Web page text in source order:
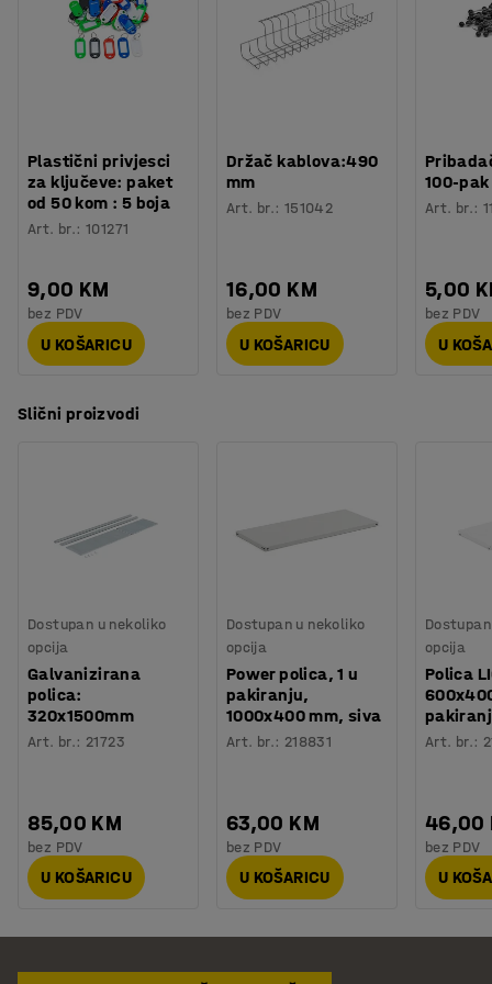
raspoređenog tereta.
Procjena vremena
: 1,8 kg
Testirano : BGR 234
Plastični privjesci
za ključeve: paket
od 50 kom : 5 boja
Art. br.:101271
9,00 KM
bez PDV
U KOŠARICU
Držač kablova:490
mm
Art. br.: 151042
16,00 KM
bez PDV
U KOŠARICU
100-pak
Art. br.:
5,00
bez PDV
U
Slični proizvodi
Dostupan u nekoliko
opcija
Galvanizirana
polica:
320x1500mm
Art. br.: 21723
85,00 KM
bez PDV
U KOŠARICU
Dostupan u nekoliko
opcija
Power polica, 1 u
pakiranju,
1000x400 mm, siva
Art. br.: 218831
63,00 KM
bez PDV
U KOŠARICU
opcija
Polica
Art. br.:
46,00
bez PDV
U